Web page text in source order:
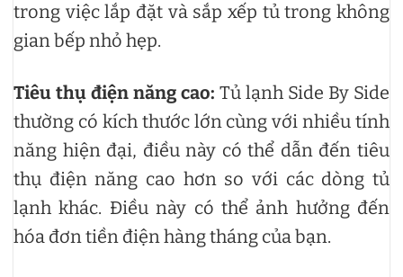
trong việc lắp đặt và sắp xếp tủ trong không
gian bếp nhỏ hẹp.
Tiêu thụ điện năng cao: Tủ lạnh Side By Side
thường có kích thước lớn cùng với nhiều tính
năng hiện đại, điều này có thể dẫn đến tiêu
thụ điện năng cao hơn so với các dòng tủ
lạnh khác. Điều này có thể ảnh hưởng đến
hóa đơn tiền điện hàng tháng của bạn.